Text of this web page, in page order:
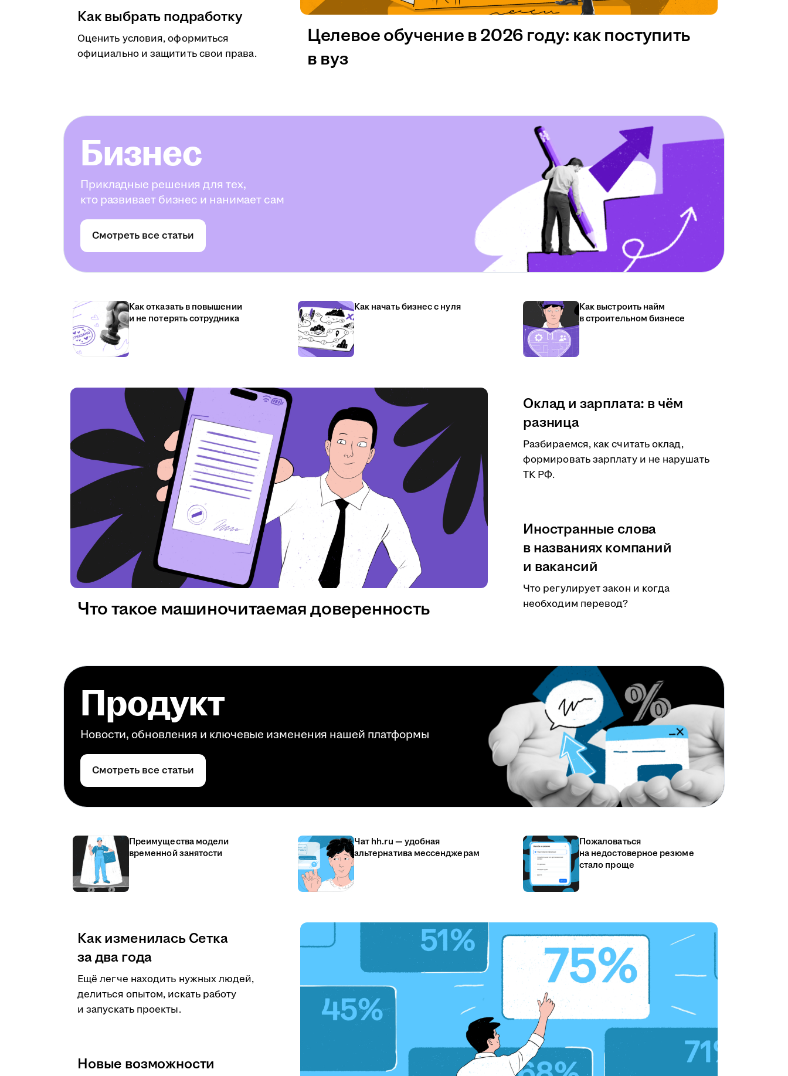
Как выбрать подработку
Оценить условия, оформиться
официально и защитить свои права.
Целевое обучение в 2026 году: как поступить
в вуз
Бизнес
Прикладные решения для тех,
кто развивает бизнес и нанимает сам
Смотреть все статьи
Как отказать в повышении
и не потерять сотрудника
Как начать бизнес с нуля
Как выстроить найм
в строительном бизнесе
Оклад и зарплата: в чём
разница
Разбираемся, как считать оклад,
формировать зарплату и не нарушать
ТК РФ.
Иностранные слова
в названиях компаний
и вакансий
Что регулирует закон и когда
необходим перевод?
Что такое машиночитаемая доверенность
Продукт
Новости, обновления и ключевые изменения нашей платформы
Смотреть все статьи
Преимущества модели
временной занятости
Чат hh.ru — удобная
альтернатива мессенджерам
Пожаловаться
на недостоверное резюме
стало проще
Как изменилась Сетка
за два года
Ещё легче находить нужных людей,
делиться опытом, искать работу
и запускать проекты.
Новые возможности